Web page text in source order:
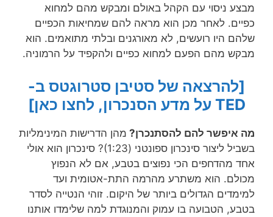
מבצע ניסוי עם הקהל באולם ומבקש מהם למחוא
כפיים. לאחר מכן הוא מראה להם שמחיאות הכפיים
שלהם היו רועשים, לא מאורגנים ובלתי מתואמים. הוא
מבקש מהם הפעם למחוא כפיים ולהקפיד על הרמוניה.
[להרצאה של סטיבן סטרוגטס ב-
TED על מדע הסנכרון, לחצו כאן]
מה איפשר להם להסתנכרן? מהן הדרישות המינימליות
בשביל ליצור סינכרון ספונטני (1:23)?
סינכרון הוא אולי
אחד מהדחפים הכי נפוצים בטבע, אם לא הנפוץ
מכולם. הוא משתרע מהרמה התת-אטומית ועד
למימדים הגדולים ביותר של היקום. זוהי הנטייה לסדר
בטבע, הטבועה בו עמוק והמנוגדת למה שלימדו אותנו